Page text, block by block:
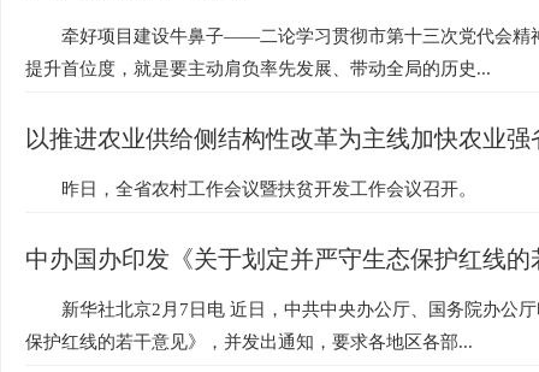
牵好项目建设牛鼻子——二论学习贯彻市第十三次党代会精
提升首位度，就是要主动肩负率先发展、带动全局的历史...
以推进农业供给侧结构性改革为主线加快农业强
昨日，全省农村工作会议暨扶贫开发工作会议召开。
中办国办印发《关于划定并严守生态保护红线的
新华社北京2月7日电 近日，中共中央办公厅、国务院办公
保护红线的若干意见》，并发出通知，要求各地区各部...